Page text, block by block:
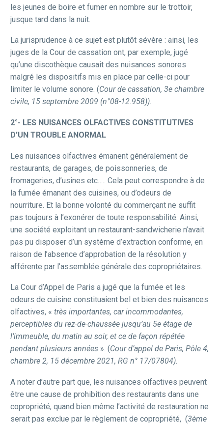
les jeunes de boire et fumer en nombre sur le trottoir,
jusque tard dans la nuit.
La jurisprudence à ce sujet est plutôt sévère : ainsi, les
juges de la Cour de cassation ont, par exemple, jugé
qu’une discothèque causait des nuisances sonores
malgré les dispositifs mis en place par celle-ci pour
limiter le volume sonore. (Cour de cassation, 3e chambre
civile, 15 septembre 2009 (n°08-12.958)).
2°- LES NUISANCES OLFACTIVES CONSTITUTIVES
D’UN TROUBLE ANORMAL
Les nuisances olfactives émanent généralement de
restaurants, de garages, de poissonneries, de
fromageries, d’usines etc….. Cela peut correspondre à de
la fumée émanant des cuisines, ou d’odeurs de
nourriture. Et la bonne volonté du commerçant ne suffit
pas toujours à l’exonérer de toute responsabilité. Ainsi,
une société exploitant un restaurant-sandwicherie n’avait
pas pu disposer d’un système d’extraction conforme, en
raison de l’absence d’approbation de la résolution y
afférente par l’assemblée générale des copropriétaires.
La Cour d’Appel de Paris a jugé que la fumée et les
odeurs de cuisine constituaient bel et bien des nuisances
olfactives, « très importantes, car incommodantes,
perceptibles du rez-de-chaussée jusqu’au 5e étage de
l’immeuble, du matin au soir, et ce de façon répétée
pendant plusieurs années ». (Cour d’appel de Paris, Pôle 4,
chambre 2, 15 décembre 2021, RG n° 17/07804).
A noter d’autre part que, les nuisances olfactives peuvent
être une cause de prohibition des restaurants dans une
copropriété, quand bien même l’activité de restauration ne
serait pas exclue par le règlement de copropriété, (3ème